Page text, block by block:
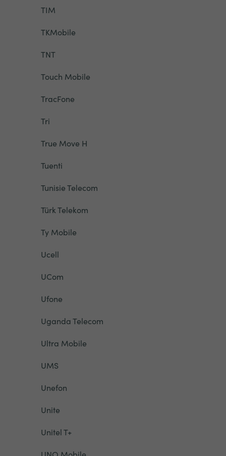
TIM
TKMobile
TNT
Touch Mobile
TracFone
Tri
True Move H
Tuenti
Tunisie Telecom
Türk Telekom
Ty Mobile
Ucell
UCom
Ufone
Uganda Telecom
Ultra Mobile
UMS
Unefon
Unite
Unitel T+